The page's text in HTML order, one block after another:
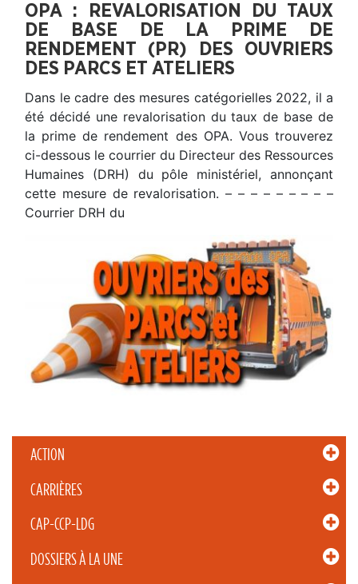
ACTION
CARRIÈRES
CAP-CCP-LDG
DOSSIERS À LA UNE
OPA : REVALORISATION DU TAUX
DE BASE DE LA PRIME DE
RENDEMENT (PR) DES OUVRIERS
DES PARCS ET ATELIERS
Dans le cadre des mesures catégorielles 2022, il a
été décidé une revalorisation du taux de base de
la prime de rendement des OPA. Vous trouverez
ci-dessous le courrier du Directeur des Ressources
Humaines (DRH) du pôle ministériel, annonçant
cette mesure de revalorisation. – – – – – – – – –
Courrier DRH du